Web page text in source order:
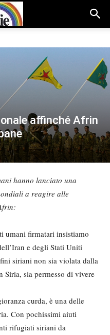
affinché Afrin
hanno lanciato una
a reagire alle
umani firmatari insistiamo
e degli Stati Uniti
siriani non sia violata dalla
sia permesso di vivere
curda, è una delle
Con pochissimi aiuti
rifugiati siriani da